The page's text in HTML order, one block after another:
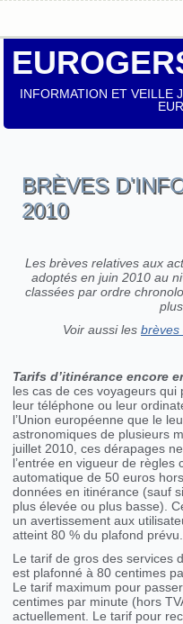
INFORMATION ET VEILLE
BRÈVES
2010
Les brèves relatives aux
adoptés en juin 2010 au
classées par ordre
Voir aussi les brèves
Tarifs d’itinérance encore
les cas de ces voyageurs
leur téléphone ou leur
l’Union européenne que le
astronomiques de plusieurs
juillet 2010, ces dérapages
l’entrée en vigueur de
automatique de 50 euros
données en itinérance (sauf
plus élevée ou plus basse).
un avertissement aux
atteint 80 % du plafond prévu.
Le tarif de gros des services
est plafonné à 80 centimes
Le tarif maximum pour
centimes par minute (hors
actuellement. Le tarif pour